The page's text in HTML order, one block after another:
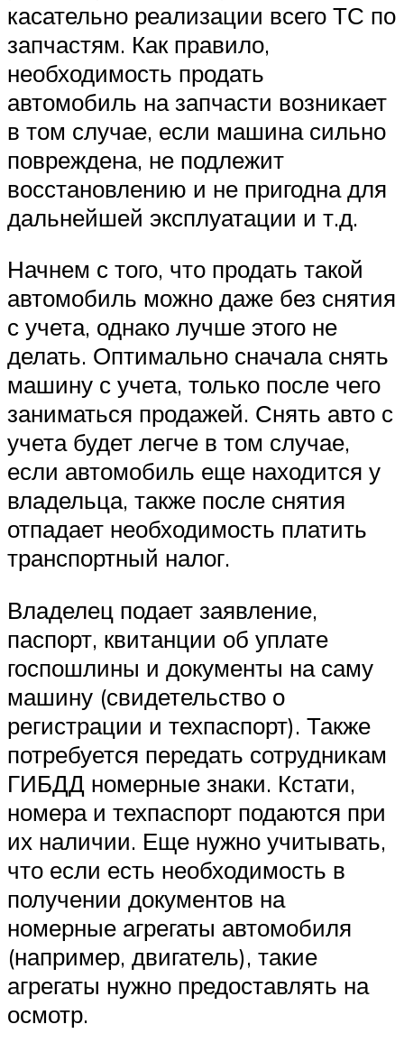
касательно реализации всего ТС по
запчастям. Как правило,
необходимость продать
автомобиль на запчасти возникает
в том случае, если машина сильно
повреждена, не подлежит
восстановлению и не пригодна для
дальнейшей эксплуатации и т.д.
Начнем с того, что продать такой
автомобиль можно даже без снятия
с учета, однако лучше этого не
делать. Оптимально сначала снять
машину с учета, только после чего
заниматься продажей. Снять авто с
учета будет легче в том случае,
если автомобиль еще находится у
владельца, также после снятия
отпадает необходимость платить
транспортный налог.
Владелец подает заявление,
паспорт, квитанции об уплате
госпошлины и документы на саму
машину (свидетельство о
регистрации и техпаспорт). Также
потребуется передать сотрудникам
ГИБДД номерные знаки. Кстати,
номера и техпаспорт подаются при
их наличии. Еще нужно учитывать,
что если есть необходимость в
получении документов на
номерные агрегаты автомобиля
(например, двигатель), такие
агрегаты нужно предоставлять на
осмотр.